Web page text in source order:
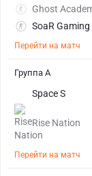
Ghost
SoaR Gaming
Перейти на матч
Space S
Rise Nation
Перейти на матч
Группа А